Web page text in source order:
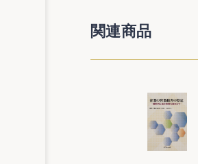
関連商品